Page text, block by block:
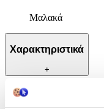
Μαλακά
Χαρακτηριστικά
+
Χαρακτηριστικά